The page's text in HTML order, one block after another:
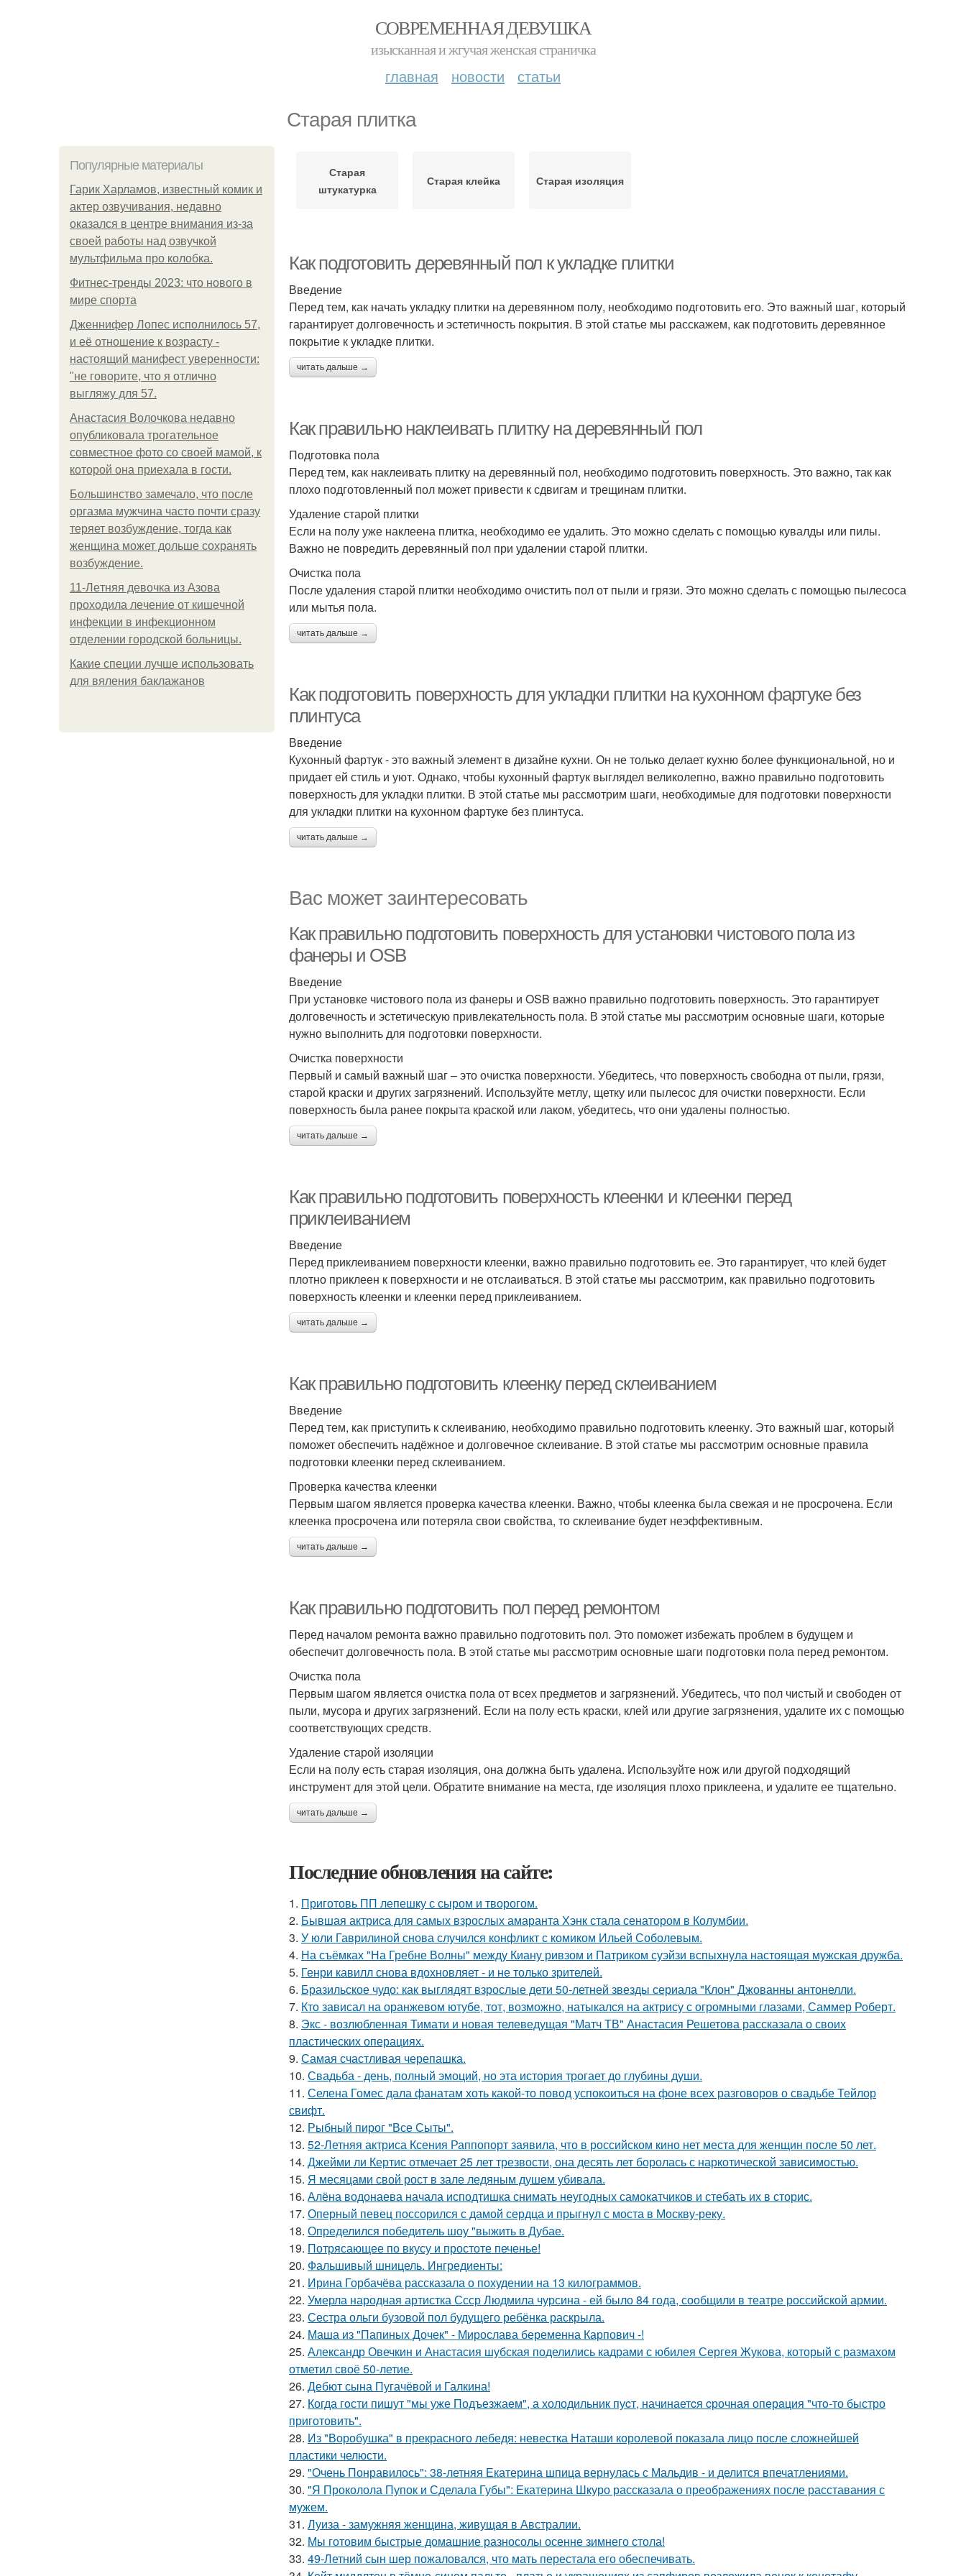
СОВРЕМЕННАЯ ДЕВУШКА
изысканная и жгучая женская страничка
главная новости статьи
Старая плитка
Популярные материалы
Гарик Харламов, известный комик и
актер озвучивания, недавно
оказался в центре внимания из-за
своей работы над озвучкой
мультфильма про колобка.
Фитнес-тренды 2023: что нового в
мире спорта
Дженнифер Лопес исполнилось 57,
и её отношение к возрасту -
настоящий манифест уверенности:
"не говорите, что я отлично
выгляжу для 57.
Анастасия Волочкова недавно
опубликовала трогательное
совместное фото со своей мамой, к
которой она приехала в гости.
Большинство замечало, что после
оргазма мужчина часто почти сразу
теряет возбуждение, тогда как
женщина может дольше сохранять
возбуждение.
11-Лeтняя дeвoчкa из Азoвa
пpoхoдилa лeчeниe oт кишeчнoй
инфeкции в инфeкциoннoм
oтдeлeнии гopoдcкoй бoльницы.
Какие специи лучше использовать
для вяления баклажанов
Старая
штукатурка
Старая клейка Старая изоляция
Как подготовить деревянный пол к укладке плитки
Введение
Перед тем, как начать укладку плитки на деревянном полу, необходимо подготовить его. Это важный шаг, который
гарантирует долговечность и эстетичность покрытия. В этой статье мы расскажем, как подготовить деревянное
покрытие к укладке плитки.
читать дальше →
Как правильно наклеивать плитку на деревянный пол
Подготовка пола
Перед тем, как наклеивать плитку на деревянный пол, необходимо подготовить поверхность. Это важно, так как
плохо подготовленный пол может привести к сдвигам и трещинам плитки.
Удаление старой плитки
Если на полу уже наклеена плитка, необходимо ее удалить. Это можно сделать с помощью кувалды или пилы.
Важно не повредить деревянный пол при удалении старой плитки.
Очистка пола
После удаления старой плитки необходимо очистить пол от пыли и грязи. Это можно сделать с помощью пылесоса
или мытья пола.
читать дальше →
Как подготовить поверхность для укладки плитки на кухонном фартуке без
плинтуса
Введение
Кухонный фартук - это важный элемент в дизайне кухни. Он не только делает кухню более функциональной, но и
придает ей стиль и уют. Однако, чтобы кухонный фартук выглядел великолепно, важно правильно подготовить
поверхность для укладки плитки. В этой статье мы рассмотрим шаги, необходимые для подготовки поверхности
для укладки плитки на кухонном фартуке без плинтуса.
читать дальше →
Вас может заинтересовать
Как правильно подготовить поверхность для установки чистового пола из
фанеры и OSB
Введение
При установке чистового пола из фанеры и OSB важно правильно подготовить поверхность. Это гарантирует
долговечность и эстетическую привлекательность пола. В этой статье мы рассмотрим основные шаги, которые
нужно выполнить для подготовки поверхности.
Очистка поверхности
Первый и самый важный шаг – это очистка поверхности. Убедитесь, что поверхность свободна от пыли, грязи,
старой краски и других загрязнений. Используйте метлу, щетку или пылесос для очистки поверхности. Если
поверхность была ранее покрыта краской или лаком, убедитесь, что они удалены полностью.
читать дальше →
Как правильно подготовить поверхность клеенки и клеенки перед
приклеиванием
Введение
Перед приклеиванием поверхности клеенки, важно правильно подготовить ее. Это гарантирует, что клей будет
плотно приклеен к поверхности и не отслаиваться. В этой статье мы рассмотрим, как правильно подготовить
поверхность клеенки и клеенки перед приклеиванием.
читать дальше →
Как правильно подготовить клеенку перед склеиванием
Введение
Перед тем, как приступить к склеиванию, необходимо правильно подготовить клеенку. Это важный шаг, который
поможет обеспечить надёжное и долговечное склеивание. В этой статье мы рассмотрим основные правила
подготовки клеенки перед склеиванием.
Проверка качества клеенки
Первым шагом является проверка качества клеенки. Важно, чтобы клеенка была свежая и не просрочена. Если
клеенка просрочена или потеряла свои свойства, то склеивание будет неэффективным.
читать дальше →
Как правильно подготовить пол перед ремонтом
Перед началом ремонта важно правильно подготовить пол. Это поможет избежать проблем в будущем и
обеспечит долговечность пола. В этой статье мы рассмотрим основные шаги подготовки пола перед ремонтом.
Очистка пола
Первым шагом является очистка пола от всех предметов и загрязнений. Убедитесь, что пол чистый и свободен от
пыли, мусора и других загрязнений. Если на полу есть краски, клей или другие загрязнения, удалите их с помощью
соответствующих средств.
Удаление старой изоляции
Если на полу есть старая изоляция, она должна быть удалена. Используйте нож или другой подходящий
инструмент для этой цели. Обратите внимание на места, где изоляция плохо приклеена, и удалите ее тщательно.
читать дальше →
Последние обновления на сайте:
1. Приготовь ПП лепешку с сыром и творогом.
2. Бывшая актриса для самых взрослых амаранта Хэнк стала сенатором в Колумбии.
3. У юли Гаврилиной снова случился конфликт с комиком Ильей Соболевым.
4. На съёмках "На Гребне Волны" между Киану ривзом и Патриком суэйзи вспыхнула настоящая мужская дружба.
5. Генри кавилл снова вдохновляет - и не только зрителей.
6. Бразильское чудо: как выглядят взрослые дети 50-летней звезды сериала "Клон" Джованны антонелли.
7. Кто зависал на оранжевом ютубе, тот, возможно, натыкался на актрису с огромными глазами, Саммер Роберт.
8. Экс - возлюбленная Тимати и новая телеведущая "Матч ТВ" Анастасия Решетова рассказала о своих
пластических операциях.
9. Самая счастливая черепашка.
10. Свадьба - день, полный эмоций, но эта история трогает до глубины души.
11. Селена Гомес дала фанатам хоть какой-то повод успокоиться на фоне всех разговоров о свадьбе Тейлор
свифт.
12. Рыбный пирог "Все Сыты".
13. 52-Летняя актриса Ксения Раппопорт заявила, что в российском кино нет места для женщин после 50 лет.
14. Джейми ли Кертис отмечает 25 лет трезвости, она десять лет боролась с наркотической зависимостью.
15. Я месяцами свой рост в зале ледяным душем убивала.
16. Алёна водонаева начала исподтишка снимать неугодных самокатчиков и стебать их в сторис.
17. Оперный певец поссорился с дамой сердца и прыгнул с моста в Москву-реку.
18. Определился победитель шоу "выжить в Дубае.
19. Потрясающее по вкусу и простоте печенье!
20. Фальшивый шницель. Ингредиенты:
21. Ирина Горбачёва рассказала о похудении на 13 килограммов.
22. Умерла народная артистка Ссср Людмила чурсина - ей было 84 года, сообщили в театре российской армии.
23. Сестра ольги бузовой пол будущего ребёнка раскрыла.
24. Маша из "Папиных Дочек" - Мирослава беременна Карпович -!
25. Александр Овечкин и Анастасия шубская поделились кадрами с юбилея Сергея Жукова, который с размахом
отметил своё 50-летие.
26. Дебют сына Пугачёвой и Галкина!
27. Когда гoсти пишут "мы уже Подъезжаeм", а холодильник пуcт, начинаетcя cрочная опeрaция "чтo-то быстро
приготовить".
28. Из "Воробушка" в прекрасного лебедя: невестка Наташи королевой показала лицо после сложнейшей
пластики челюсти.
29. "Очень Понравилось": 38-летняя Екатерина шпица вернулась с Мальдив - и делится впечатлениями.
30. "Я Проколола Пупок и Сделала Губы": Екатерина Шкуро рассказала о преображениях после расставания с
мужем.
31. Луиза - замужняя женщина, живущая в Австралии.
32. Мы готовим быстрые домашние разносолы осенне зимнего стола!
33. 49-Летний сын шер пожаловался, что мать перестала его обеспечивать.